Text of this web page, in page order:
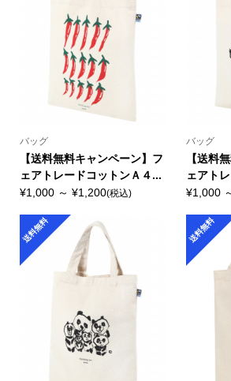
バッグ
【送料無料キャンペーン】フ
ェアトレードコットンＡ４...
¥1,000 ～ ¥1,200(税込)
バッグ
【送料
ェアト
¥1,000
送料無料 送料無料